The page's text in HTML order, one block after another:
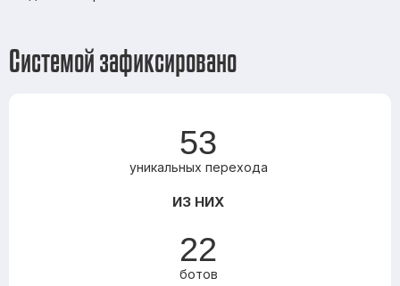
Системой зафиксировано
53
уникальных перехода
ИЗ НИХ
22
ботов